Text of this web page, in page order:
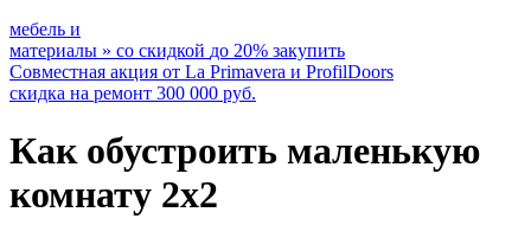
мебель и
материалы » со скидкой до 20% закупить
Совместная акция от La Primavera и ProfilDoors
скидка на ремонт 300 000 руб.
Как обустроить маленькую
комнату 2х2